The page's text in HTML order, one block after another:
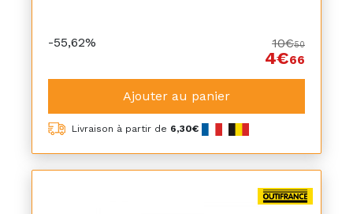
-55,62% 10€50
4€66
Ajouter au panier
Livraison à partir de 6,30€